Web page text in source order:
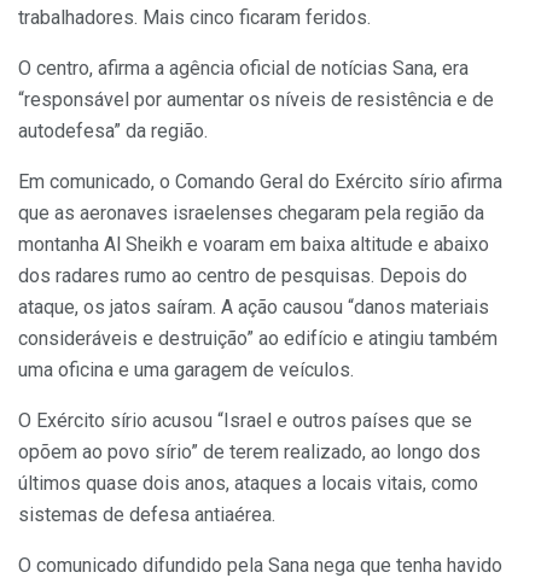
trabalhadores. Mais cinco ficaram feridos.
O centro, afirma a agência oficial de notícias Sana, era
“responsável por aumentar os níveis de resistência e de
autodefesa” da região.
Em comunicado, o Comando Geral do Exército sírio afirma
que as aeronaves israelenses chegaram pela região da
montanha Al Sheikh e voaram em baixa altitude e abaixo
dos radares rumo ao centro de pesquisas. Depois do
ataque, os jatos saíram. A ação causou “danos materiais
consideráveis e destruição” ao edifício e atingiu também
uma oficina e uma garagem de veículos.
O Exército sírio acusou “Israel e outros países que se
opõem ao povo sírio” de terem realizado, ao longo dos
últimos quase dois anos, ataques a locais vitais, como
sistemas de defesa antiaérea.
O comunicado difundido pela Sana nega que tenha havido